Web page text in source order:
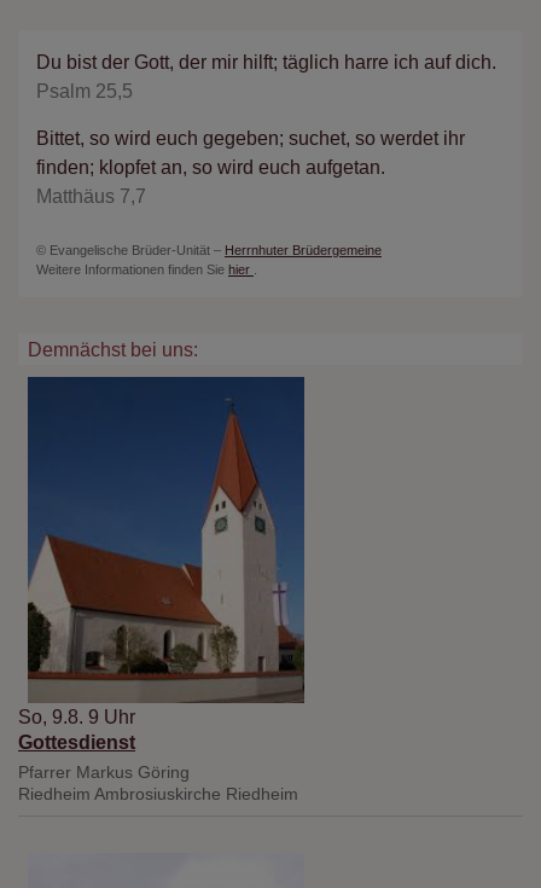
Du bist der Gott, der mir hilft; täglich harre ich auf dich.
Psalm 25,5
Bittet, so wird euch gegeben; suchet, so werdet ihr
finden; klopfet an, so wird euch aufgetan.
Matthäus 7,7
© Evangelische Brüder-Unität – Herrnhuter Brüdergemeine
Weitere Informationen finden Sie hier .
Demnächst bei uns:
So, 9.8. 9 Uhr
Gottesdienst
Pfarrer Markus Göring
Riedheim Ambrosiuskirche Riedheim